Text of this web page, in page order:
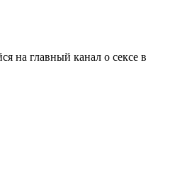
на главный канал о сексе в